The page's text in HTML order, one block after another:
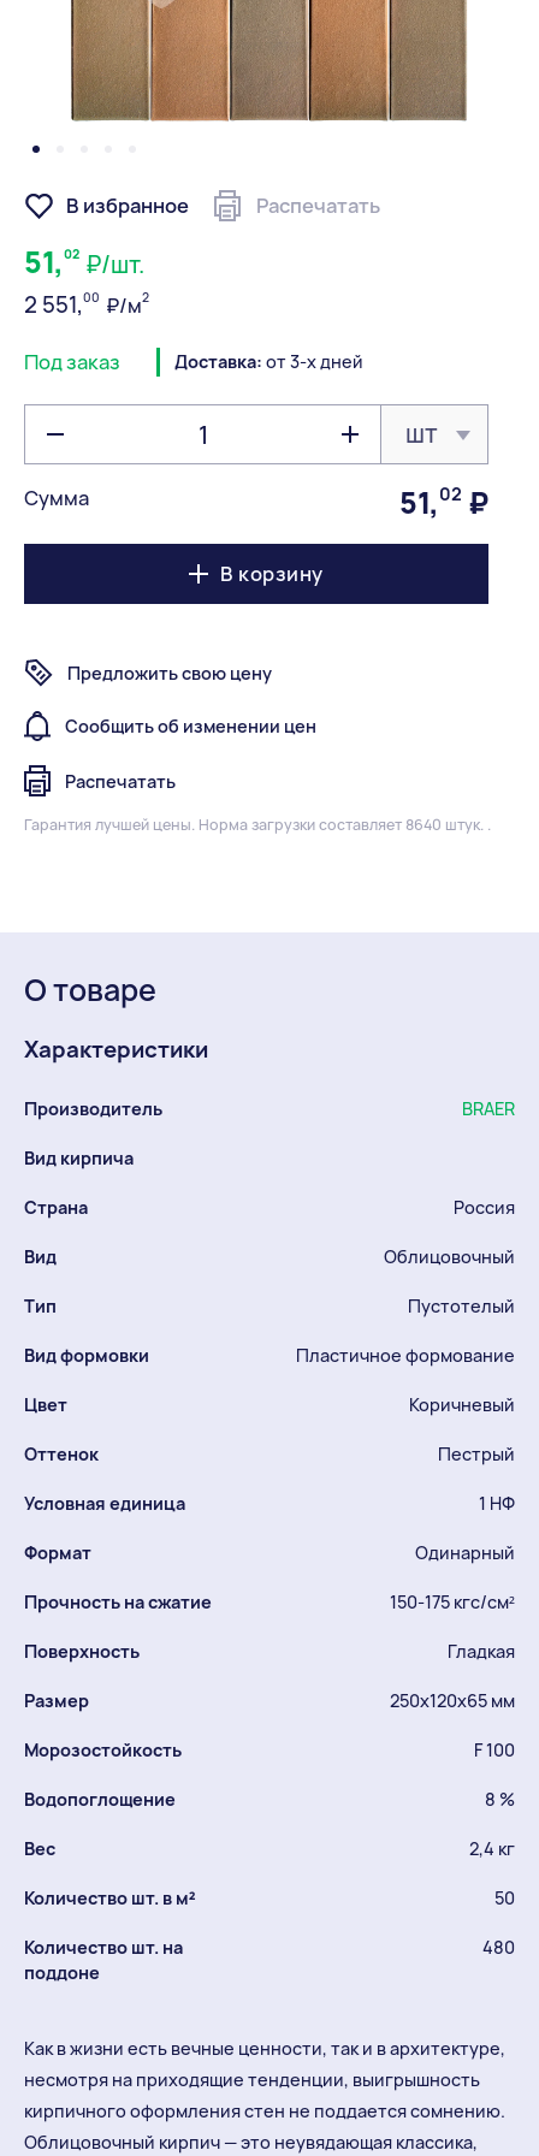
В избранное Распечатать
51, 02 ₽/шт.
2 551,00 ₽/м2
Под заказ Доставка: от 3-х дней
шт
Сумма 51, 02 ₽
В корзину
Предложить свою цену
Сообщить об изменении цен
Распечатать
Гарантия лучшей цены. Норма загрузки составляет 8640 штук. .
О товаре
Характеристики
Производитель BRAER
Вид кирпича
Страна Россия
Вид Облицовочный
Тип Пустотелый
Вид формовки Пластичное формование
Цвет Коричневый
Оттенок Пестрый
Условная единица 1 НФ
Формат Одинарный
Прочность на сжатие 150-175 кгс/см²
Поверхность Гладкая
Размер 250х120х65 мм
Морозостойкость F 100
Водопоглощение 8 %
Вес 2,4 кг
Количество шт. в м² 50
Количество шт. на
поддоне
480
Как в жизни есть вечные ценности, так и в архитектуре,
несмотря на приходящие тенденции, выигрышность
кирпичного оформления стен не поддается сомнению.
Облицовочный кирпич — это неувядающая классика,